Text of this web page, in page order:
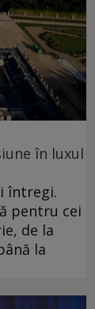
în luxul
întregi.
pentru cei
de la
la